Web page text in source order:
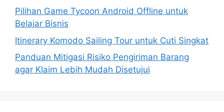
Pilihan Game Tycoon Android Offline untuk
Belajar Bisnis
Itinerary Komodo Sailing Tour untuk Cuti Singkat
Panduan Mitigasi Risiko Pengiriman Barang
agar Klaim Lebih Mudah Disetujui